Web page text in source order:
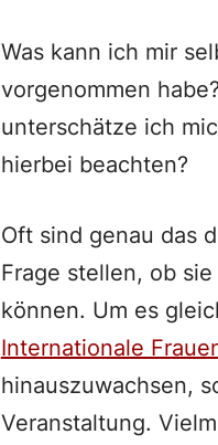
Was kann ich mir
vorgenommen
unterschätze ich
hierbei beachten?
Oft sind genau das
Frage stellen, ob
können. Um es
Internationale
hinauszuwachsen,
Veranstaltung.